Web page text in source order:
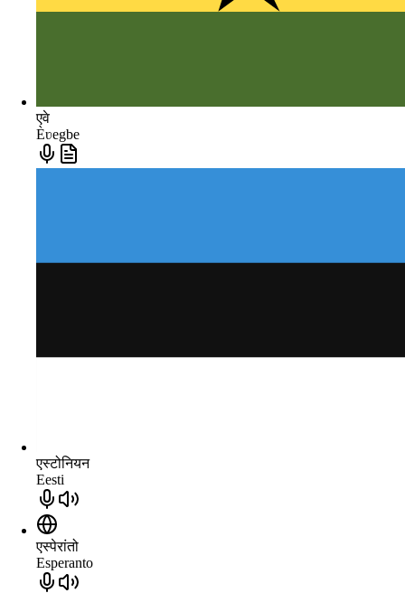
एवे
Èʋegbe
एस्टोनियन
Eesti
एस्पेरांतो
Esperanto